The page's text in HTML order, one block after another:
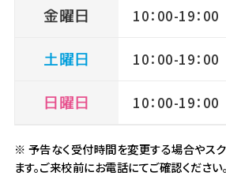
金曜日
土曜日
日曜日
10：00-19：00
10：00-19：00
10：00-19：00
※ 予告なく受付時間を変更する場合やス
ます。ご来校前にお電話にてご確認ください。